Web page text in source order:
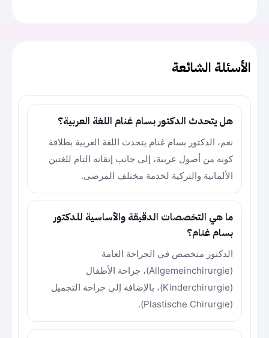
الأسئلة الشائعة
هل يتحدث الدكتور بسام غنام اللغة العربية؟
نعم، الدكتور بسام غنام يتحدث اللغة العربية بطلاقة
كونه من أصول عربية، إلى جانب إتقانه التام للغتين
الألمانية والتركية لخدمة مختلف المرضى.
ما هي التخصصات الدقيقة والأساسية للدكتور
بسام غنام؟
الدكتور متخصص في الجراحة العامة
(Allgemeinchirurgie)، جراحة الأطفال
(Kinderchirurgie)، بالإضافة إلى جراحة التجميل
(Plastische Chirurgie).